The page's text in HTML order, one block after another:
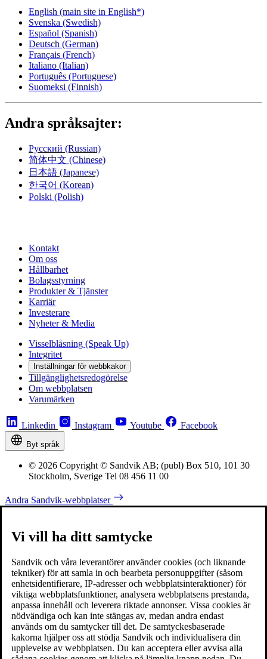
English (main site in English*)
Svenska (Swedish)
Español (Spanish)
Deutsch (German)
Français (French)
Italiano (Italian)
Português (Portuguese)
Suomeksi (Finnish)
Andra språksajter:
Русский (Russian)
简体中文 (Chinese)
日本語 (Japanese)
한국어 (Korean)
Polski (Polish)
Kontakt
Om oss
Hållbarhet
Bolagsstyrning
Produkter & Tjänster
Karriär
Investerare
Nyheter & Media
Visselblåsning (Speak Up)
Integritet
Inställningar för webbkakor
Tillgänglighetsredogörelse
Om webbplatsen
Varumärken
Linkedin Instagram Youtube Facebook
Byt språk
© 2026 Copyright © Sandvik AB; (publ) Box 510, 101 30
Stockholm, Sverige Tel 08 456 11 00
Andra Sandvik-webbplatser
Vi vill ha ditt samtycke
Sandvik och våra leverantörer använder cookies (och liknande
tekniker) för att samla in och bearbeta personuppgifter (såsom
enhetsidentifierare, IP-adresser och webbplatsinteraktioner) för
viktiga webbplatsfunktioner, analysera webbplatsens prestanda,
anpassa innehåll och leverera riktade annonser. Vissa cookies är
nödvändiga och kan inte stängas av, medan andra endast
används om du samtycker till det. De samtyckesbaserade
kakorna hjälper oss att stödja Sandvik och individualisera din
upplevelse av webbplatsen. Du kan acceptera eller avvisa alla